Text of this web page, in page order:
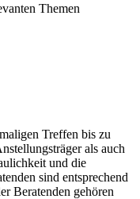
Themen
Treffen bis zu
als auch
und die
sind entsprechend
Beratenden gehören